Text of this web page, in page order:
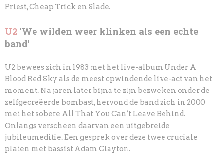
Priest, Cheap Trick en Slade.
U2 'We wilden weer klinken als een echte
band'
U2 bewees zich in 1983 met het live-album Under A
Blood Red Sky als de meest opwindende live-act van het
moment. Na jaren later bijna te zijn bezweken onder de
zelfgecreëerde bombast, hervond de band zich in 2000
met het sobere All That You Can’t Leave Behind.
Onlangs verscheen daarvan een uitgebreide
jubileumeditie. Een gesprek over deze twee cruciale
platen met bassist Adam Clayton.